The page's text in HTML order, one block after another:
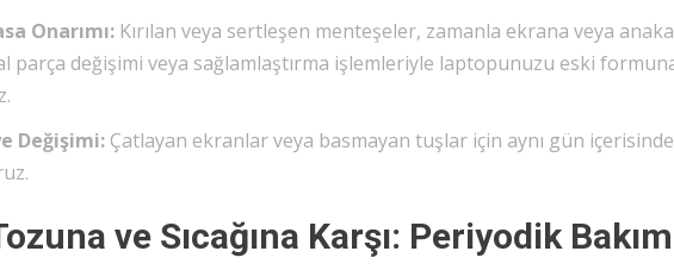
Onarımı: Kırılan veya sertleşen menteşeler, zamanla ekrana veya
parça değişimi veya sağlamlaştırma işlemleriyle laptopunuzu eski
Değişimi: Çatlayan ekranlar veya basmayan tuşlar için aynı gün
ve Sıcağına Karşı: Periyodik Bakım